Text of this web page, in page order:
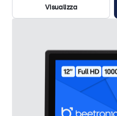
Visualizza